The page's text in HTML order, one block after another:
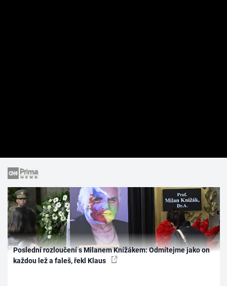
Poslední rozloučení s Milanem Knížákem: Odmítejme jako on
každou lež a faleš, řekl Klaus